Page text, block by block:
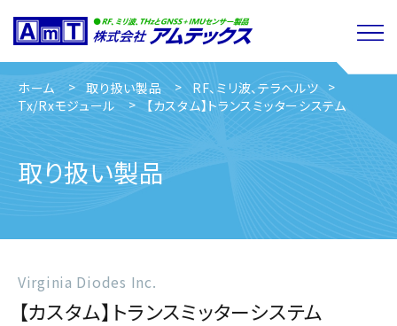
ホーム 取り扱い製品
RF、ミリ波、テラヘルツ
Tx/Rxモジュール
【カスタム】トランスミッターシステム
取り扱い製品
Virginia Diodes Inc.
【カスタム】トランスミッターシステム